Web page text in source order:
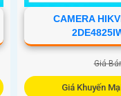
CAMERA
Giá
Giá Khuyến